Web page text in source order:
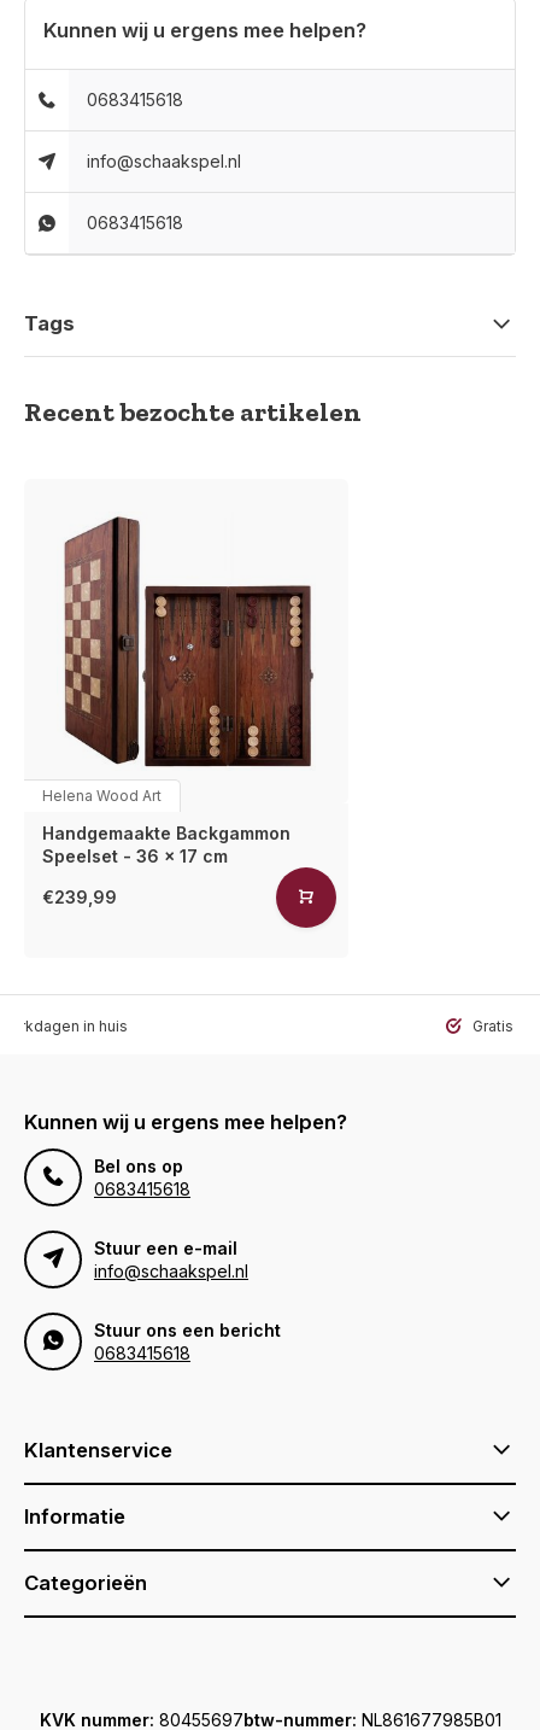
Kunnen wij u ergens mee helpen?
0683415618
info@schaakspel.nl
0683415618
Tags
Recent bezochte artikelen
Helena Wood Art
Handgemaakte Backgammon
Speelset - 36 x 17 cm
€239,99
in huis Gratis
Kunnen wij u ergens mee helpen?
Bel ons op
0683415618
Stuur een e-mail
info@schaakspel.nl
Stuur ons een bericht
0683415618
Klantenservice
Informatie
Categorieën
KVK nummer: 80455697btw-nummer: NL861677985B01